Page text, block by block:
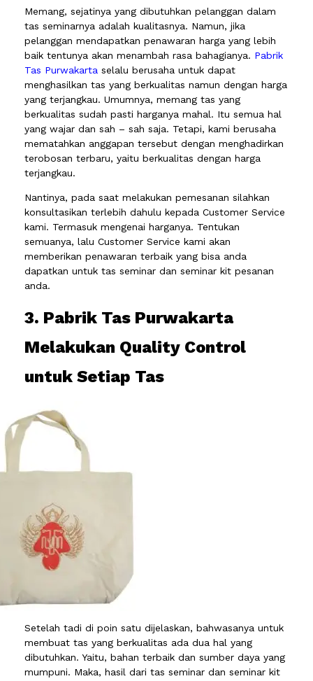
Memang, sejatinya yang dibutuhkan pelanggan dalam
tas seminarnya adalah kualitasnya. Namun, jika
pelanggan mendapatkan penawaran harga yang lebih
baik tentunya akan menambah rasa bahagianya. Pabrik
Tas Purwakarta selalu berusaha untuk dapat
menghasilkan tas yang berkualitas namun dengan harga
yang terjangkau. Umumnya, memang tas yang
berkualitas sudah pasti harganya mahal. Itu semua hal
yang wajar dan sah – sah saja. Tetapi, kami berusaha
mematahkan anggapan tersebut dengan menghadirkan
terobosan terbaru, yaitu berkualitas dengan harga
terjangkau.
Nantinya, pada saat melakukan pemesanan silahkan
konsultasikan terlebih dahulu kepada Customer Service
kami. Termasuk mengenai harganya. Tentukan
semuanya, lalu Customer Service kami akan
memberikan penawaran terbaik yang bisa anda
dapatkan untuk tas seminar dan seminar kit pesanan
anda.
3. Pabrik Tas Purwakarta
Melakukan Quality Control
untuk Setiap Tas
Setelah tadi di poin satu dijelaskan, bahwasanya untuk
membuat tas yang berkualitas ada dua hal yang
dibutuhkan. Yaitu, bahan terbaik dan sumber daya yang
mumpuni. Maka, hasil dari tas seminar dan seminar kit